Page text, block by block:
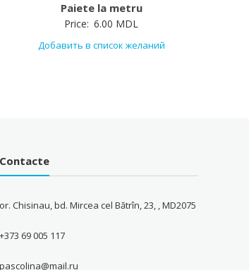
Paiete la metru
Price: 6.00 MDL
Добавить в список желаний
Contacte
or. Chisinau, bd. Mircea cel Bătrîn, 23, , MD2075
+373 69 005 117
pascolina@mail.ru